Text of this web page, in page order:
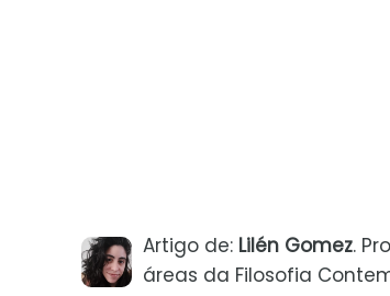
Artigo de: Lilén Gomez.
áreas da Filosofia